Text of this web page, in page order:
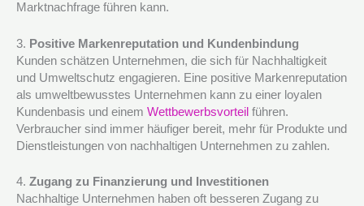
Marktnachfrage führen kann.
3. Positive Markenreputation und Kundenbindung
Kunden schätzen Unternehmen, die sich für Nachhaltigkeit
und Umweltschutz engagieren. Eine positive Markenreputation
als umweltbewusstes Unternehmen kann zu einer loyalen
Kundenbasis und einem Wettbewerbsvorteil führen.
Verbraucher sind immer häufiger bereit, mehr für Produkte und
Dienstleistungen von nachhaltigen Unternehmen zu zahlen.
4. Zugang zu Finanzierung und Investitionen
Nachhaltige Unternehmen haben oft besseren Zugang zu